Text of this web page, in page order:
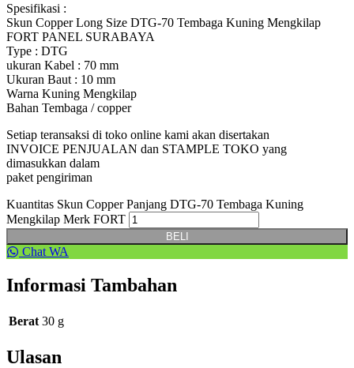
Spesifikasi :
Skun Copper Long Size DTG-70 Tembaga Kuning Mengkilap
FORT PANEL SURABAYA
Type : DTG
ukuran Kabel : 70 mm
Ukuran Baut : 10 mm
Warna Kuning Mengkilap
Bahan Tembaga / copper
Setiap teransaksi di toko online kami akan disertakan
INVOICE PENJUALAN dan STAMPLE TOKO yang
dimasukkan dalam
paket pengiriman
Kuantitas Skun Copper Panjang DTG-70 Tembaga Kuning
Mengkilap Merk FORT
BELI
Chat WA
Informasi Tambahan
Berat 30 g
Ulasan